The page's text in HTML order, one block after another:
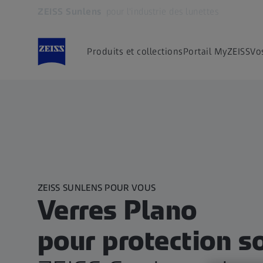
Produits et collectionsPortail MyZEISS
ZEISS SUNLENS POUR VOUS
Verres Plano
pour protection